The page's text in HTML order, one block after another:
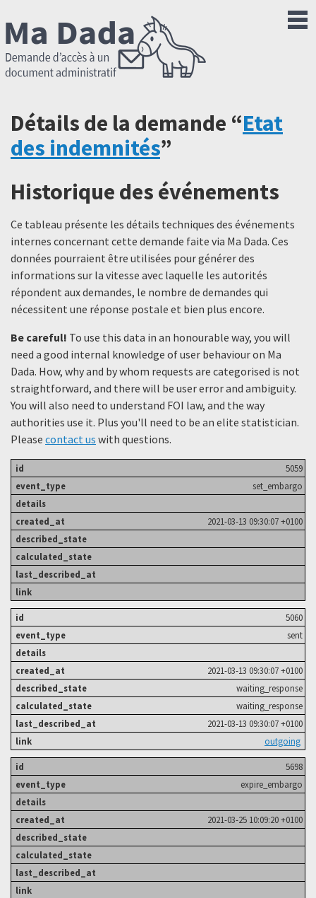
Détails de la demande “Etat
des indemnités”
Historique des événements
Ce tableau présente les détails techniques des événements
internes concernant cette demande faite via Ma Dada. Ces
données pourraient être utilisées pour générer des
informations sur la vitesse avec laquelle les autorités
répondent aux demandes, le nombre de demandes qui
nécessitent une réponse postale et bien plus encore.
Be careful! To use this data in an honourable way, you will
need a good internal knowledge of user behaviour on Ma
Dada. How, why and by whom requests are categorised is not
straightforward, and there will be user error and ambiguity.
You will also need to understand FOI law, and the way
authorities use it. Plus you'll need to be an elite statistician.
Please contact us with questions.
5059
set_embargo
2021-03-13 09:30:07 +0100
5060
sent
2021-03-13 09:30:07 +0100
waiting_response
waiting_response
2021-03-13 09:30:07 +0100
outgoing
5698
expire_embargo
2021-03-25 10:09:20 +0100